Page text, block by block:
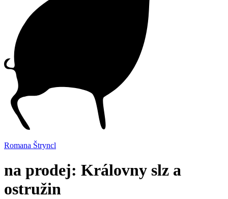
Romana Štryncl
na prodej: Královny slz a
ostružin